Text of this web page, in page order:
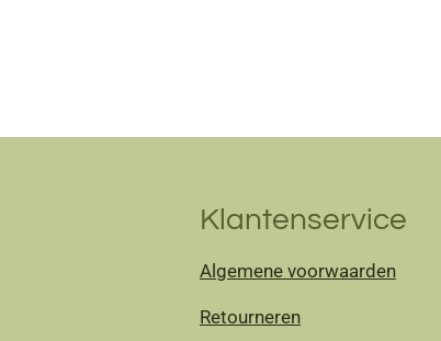
Klantenservice
Algemene voorwaarden
Retourneren